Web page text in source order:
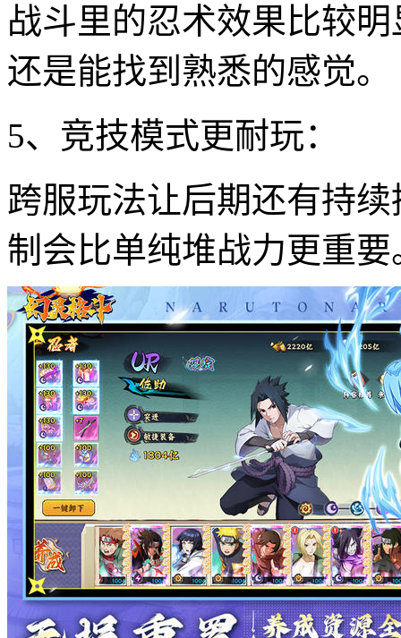
战斗里的忍术效果比较
还是能找到熟悉的感觉。
5、竞技模式更耐玩：
跨服玩法让后期还有持
制会比单纯堆战力更重要